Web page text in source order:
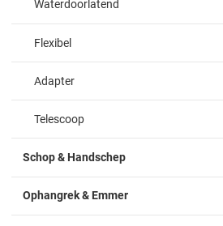
Waterdoorlatend
Flexibel
Adapter
Telescoop
Schop & Handschep
Ophangrek & Emmer